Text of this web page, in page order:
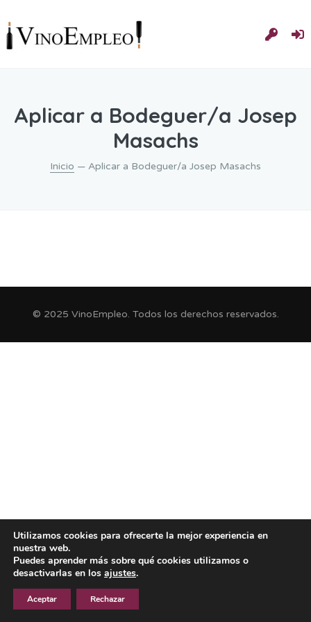
Aplicar a Bodeguer/a Josep
Masachs
Inicio — Aplicar a Bodeguer/a Josep Masachs
© 2025 VinoEmpleo. Todos los derechos reservados.
Utilizamos cookies para ofrecerte la mejor experiencia en
nuestra web.
Puedes aprender más sobre qué cookies utilizamos o
desactivarlas en los ajustes.
Aceptar Rechazar